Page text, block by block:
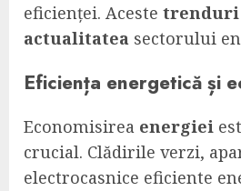
eficienței. Aceste trenduri
actualitatea sectorului
Eficiența energetică și
Economisirea energiei
crucial. Clădirile verzi,
electrocasnice eficiente